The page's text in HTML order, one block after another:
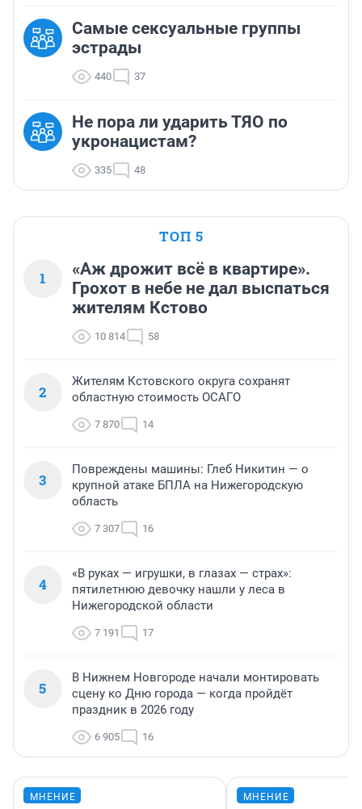
Самые сексуальные группы
эстрады
440 37
Не пора ли ударить ТЯО по
укронацистам?
335 48
ТОП 5
1
«Аж дрожит всё в квартире».
Грохот в небе не дал выспаться
жителям Кстово
10 814 58
2
Жителям Кстовского округа сохранят
областную стоимость ОСАГО
7 870 14
3
Повреждены машины: Глеб Никитин — о
крупной атаке БПЛА на Нижегородскую
область
7 307 16
4
«В руках — игрушки, в глазах — страх»:
пятилетнюю девочку нашли у леса в
Нижегородской области
7 191 17
5
В Нижнем Новгороде начали монтировать
сцену ко Дню города — когда пройдёт
праздник в 2026 году
6 905 16
МНЕНИЕ МНЕНИЕ